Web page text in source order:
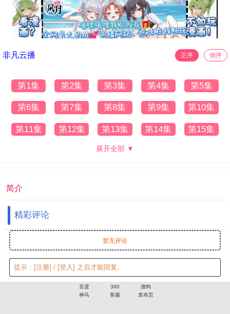
非凡云播 正序 倒序
第1集 第2集 第3集 第4集 第5集
第6集 第7集 第8集 第9集 第10集
第11集 第12集 第13集 第14集 第15集
展开全部 ▼
简介
精彩评论
暂无评论
提示： [注册] / [登入] 之后才能回复。
百度 360
搜狗
神马
客服 发布页